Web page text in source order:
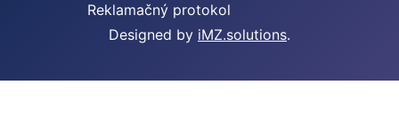
Reklamačný protokol
Designed by iMZ.solutions.